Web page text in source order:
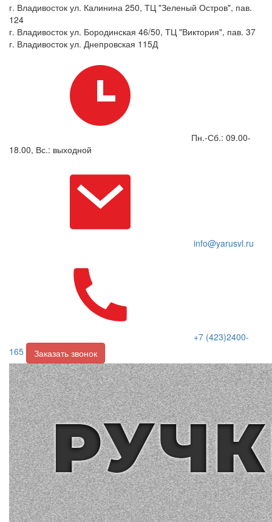
г. Владивосток ул. Калинина 250, ТЦ "Зеленый Остров", пав.
124
г. Владивосток ул. Бородинская 46/50, ТЦ "Виктория", пав. 37
г. Владивосток ул. Днепровская 115Д
Пн.-Сб.: 09.00-
18.00, Вс.: выходной
info@yarusvl.ru
+7 (423)2400-
165
Заказать звонок